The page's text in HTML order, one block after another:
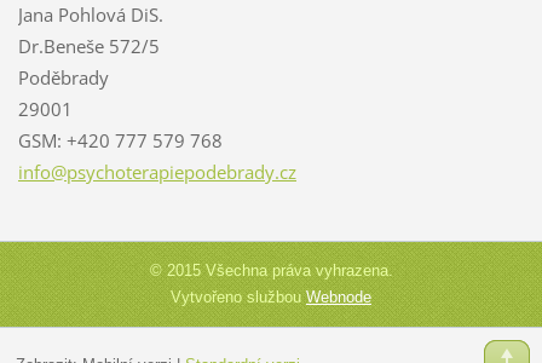
Jana Pohlová DiS.
Dr.Beneše 572/5
Poděbrady
29001
GSM: +420 777 579 768
info@psychoterapiepodebrady.cz
© 2015 Všechna práva vyhrazena.
Vytvořeno službouWebnode